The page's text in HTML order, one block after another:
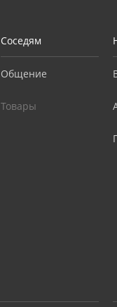
Соседям
Общение
Товары